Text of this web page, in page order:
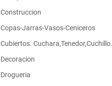
Construccion
Copas-Jarras-Vasos-Ceniceros
Cubiertos. Cuchara,Tenedor,Cuchillo.
Decoracion
Drogueria